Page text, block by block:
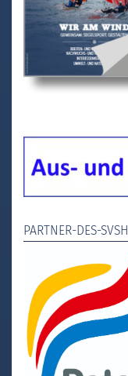
PARTNER-DES-SVSH